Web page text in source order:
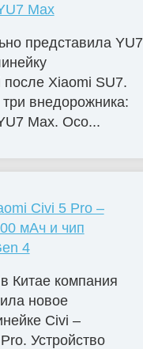
Max
представила YU7
Xiaomi SU7.
внедорожника:
Max. Осо...
Civi 5 Pro –
мАч и чип
4
Китае компания
новое
Civi –
Устройство